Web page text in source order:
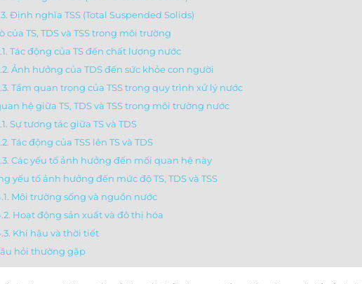
Định nghĩa TSS (Total Suspended Solids)
của TS, TDS và TSS trong môi trường
Tác động của TS đến chất lượng nước
Ảnh hưởng của TDS đến sức khỏe con người
Tầm quan trọng của TSS trong quy trình xử lý nước
hệ giữa TS, TDS và TSS trong môi trường nước
Sự tương tác giữa TS và TDS
Tác động của TSS lên TS và TDS
Các yếu tố ảnh hưởng đến mối quan hệ này
yếu tố ảnh hưởng đến mức độ TS, TDS và TSS
Môi trường sống và nguồn nước
Hoạt động sản xuất và đô thị hóa
Khí hậu và thời tiết
hỏi thường gặp